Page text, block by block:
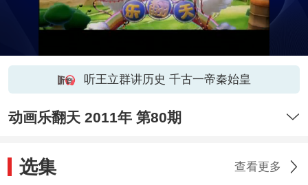
听王立群讲历史 千古一帝秦始皇
动画乐翻天 2011年 第80期
选集 查看更多